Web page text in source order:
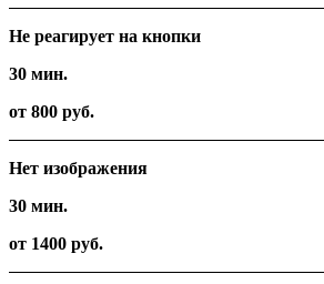
Не реагирует на кнопки
30 мин.
от 800 руб.
Нет изображения
30 мин.
от 1400 руб.